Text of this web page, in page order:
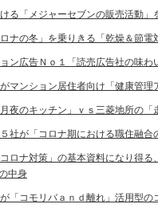
る「メジャーセブンの販売活動」
ナの冬」を乗りきる「乾燥＆節電
ン広告Ｎｏ１「読売広告社の味わ
マンション居住者向け「健康管理
夜のキッチン」ｖｓ三菱地所の「
社が「コロナ期における職住融
ロナ対策」の基本資料になり得
中身
「コモリバａｎｄ離れ」活用型の